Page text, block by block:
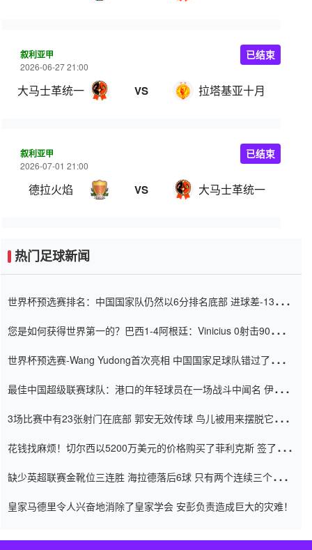
叙利亚甲
2026-06-27 21:00
大马士革统一 VS 拉塔基亚十月
已结束
叙利亚甲
2026-07-01 21:00
德拉火焰 VS 大马士革统一
已结束
热门足球新闻
世界杯预选赛排名：中国国家队仍然以6分排名底部 进球差-13令人
您是如何获得世界第一的？巴西1-4阿根廷：Vinicius 0射击90分钟
世界杯预选赛-Wang Yudong首次亮相 中国国家足球队错过了世界
最佳中国超级联赛球队：港口的年轻球员在一场战斗中闻名 伊万放
3场比赛中有23张射门在底部 郭安无效传球 鸟儿被用来摆脱它
花钱找麻烦！切尔西以5200万美元的价格购买了菲利克斯 签了7年
缺少英超联赛金靴位三连胜 海拉德落后6球 只有两个连续三个连续
皇家马德里令人兴奋地消除了皇家学会 安彭负责造成巨大的灾难！